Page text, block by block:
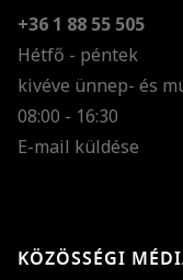
+36 1 88 55 505
Hétfő - péntek
kivéve ünnep- és
08:00 - 16:30
E-mail küldése
KÖZÖSSÉGI